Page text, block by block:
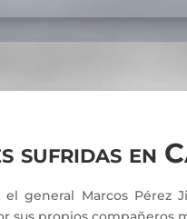
sufridas en
general Marcos Pérez